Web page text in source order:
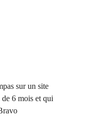
sur un site
6 mois et qui